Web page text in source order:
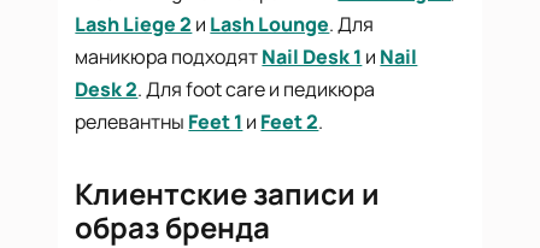
Lash Liege 2 и Lash Lounge. Для
маникюра подходятNail Desk 1 и Nail
Desk 2. Для foot care и педикюра
релевантны Feet 1 и Feet 2.
Клиентские записи и
образ бренда